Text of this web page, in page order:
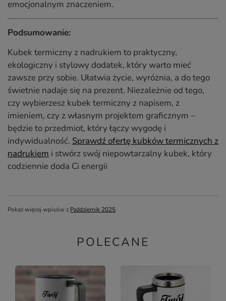
emocjonalnym znaczeniem.
Podsumowanie:
Kubek termiczny z nadrukiem to praktyczny,
ekologiczny i stylowy dodatek, który warto mieć
zawsze przy sobie. Ułatwia życie, wyróżnia, a do tego
świetnie nadaje się na prezent. Niezależnie od tego,
czy wybierzesz kubek termiczny z napisem, z
imieniem, czy z własnym projektem graficznym –
będzie to przedmiot, który łączy wygodę i
indywidualność. Sprawdź ofertę kubków termicznych z
nadrukiem i stwórz swój niepowtarzalny kubek, który
codziennie doda Ci energii
Pokaż więcej wpisów z Październik 2025
POLECANE